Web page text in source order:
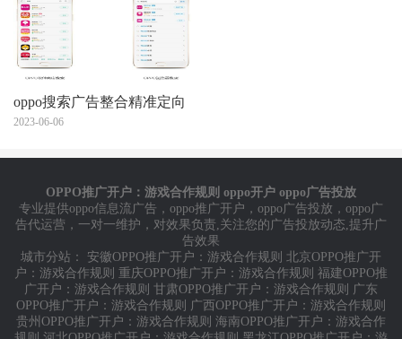
oppo搜索广告整合精准定向
活跃用户！OPPO信息流开
2023-06-06
OPPO推广开户：游戏合作规则 oppo开户 oppo广告投放
专业提供oppo信息流广告 ， oppo推广开户 ， oppo广告投放 ， oppo广
告代运营 ，一对一维护，对效果负责,关注您的广告投放动态,提升广
告效果
城市分站： 安徽OPPO推广开户：游戏合作规则 北京OPPO推广开
户：游戏合作规则 重庆OPPO推广开户：游戏合作规则 福建OPPO推
广开户：游戏合作规则 甘肃OPPO推广开户：游戏合作规则
广东
OPPO推广开户：游戏合作规则
广西OPPO推广开户：游戏合作规则
贵州OPPO推广开户：游戏合作规则 海南OPPO推广开户：游戏合作